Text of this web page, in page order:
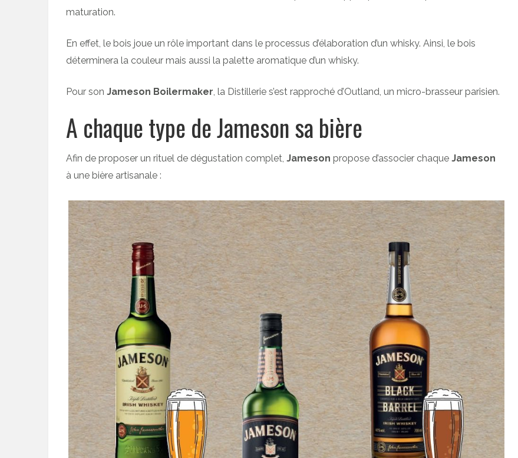
maturation.
En effet, le bois joue un rôle important dans le processus d’élaboration d’un whisky. Ainsi, le bois
déterminera la couleur mais aussi la palette aromatique d’un whisky.
Pour son Jameson Boilermaker , la Distillerie s’est rapproché d’Outland, un micro-brasseur parisien.
A chaque type de Jameson sa bière
Afin de proposer un rituel de dégustation complet, Jameson propose d’associer chaque Jameson
à une bière artisanale :